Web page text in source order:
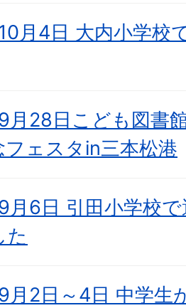
月4日 大内小学校
月28日こども図書
フェスタin三本松港
月6日 引田小学校
た
月2日～4日 中学生